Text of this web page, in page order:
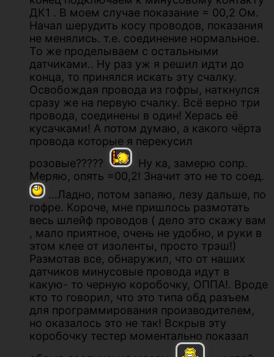
ДК1 . В моем случае показание = 00,2 Ом.
Начал шерудить косу проводов, показания
не менялись. т.е. соединение нормальное.
То же проделываем с остальными
датчиками.. Ну раз уж я решил идти до
конца, то принялся искать эту счалку.
Освобождая провода из гофры, наткнулся
сразу же на первую счалку. Всё верно три
провода, соединены в один! Херась её
кусачками! А потом думаю, а какого чёрта
провода которые я перекусил
розовые?????
Ну ка, замерю сопр.
Меряю, опять =00,2! Значит это не то соед.
…Ладно, потом запаяю, лезу дальше, по
гофре. Короче, мне пришлось размотать
весь шлейф проводов ( дело это скажу вам
, мало приятное, очень не удобно, и руки в
этом клее от изоленты, просто трэш!)
Размотав все, обнаружил, что от наших
датчиков минусовые провода идут в
какую- то черную коробочку, ОППА!. Вроде
кто то говорил, что это типа обд разъем
для программирования производителем,
но оказалось это не так! Вскрыв эту
коробочку тестер моментально показал